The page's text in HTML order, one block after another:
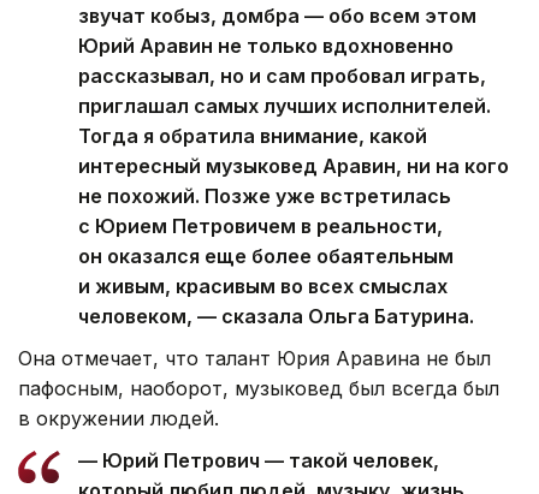
звучат кобыз, домбра — обо всем этом
Юрий Аравин не только вдохновенно
рассказывал, но и сам пробовал играть,
приглашал самых лучших исполнителей.
Тогда я обратила внимание, какой
интересный музыковед Аравин, ни на кого
не похожий. Позже уже встретилась
с Юрием Петровичем в реальности,
он оказался еще более обаятельным
и живым, красивым во всех смыслах
человеком, — сказала Ольга Батурина.
Она отмечает, что талант Юрия Аравина не был
пафосным, наоборот, музыковед был всегда был
в окружении людей.
— Юрий Петрович — такой человек,